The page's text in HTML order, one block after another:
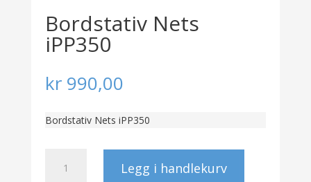
Bordstativ Nets
iPP350
kr990,00
Bordstativ Nets iPP350
Legg i handlekurv